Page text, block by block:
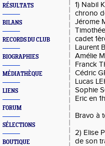
RÉSULTATS
BILANS
RECORDS DU CLUB
BIOGRAPHIES
MÉDIATHÈQUE
LIENS
FORUM
SÉLECTIONS
BOUTIQUE
1) Nabil
chrono
Jérome
cadet
Laurent
Amélie
Franck
Cédric
Lucas
Sophie
Eric en
Bravo à
2) Elise
de son